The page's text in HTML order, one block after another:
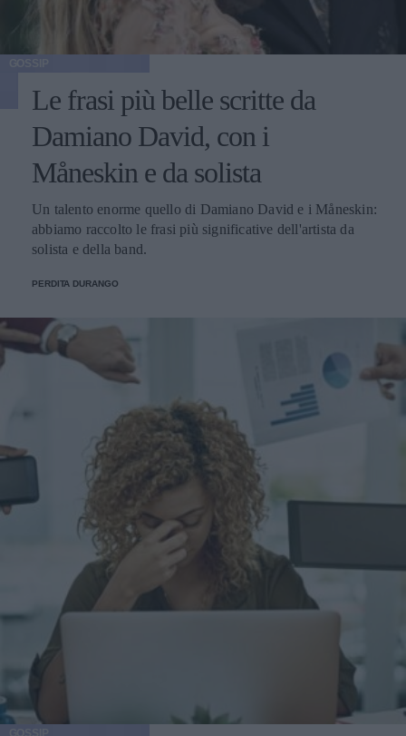
Le frasi più belle scritte da
Damiano David, con i
Måneskin e da solista
Un talento enorme quello di Damiano David e i Måneskin:
abbiamo raccolto le frasi più significative dell'artista da
solista e della band.
PERDITA DURANGO